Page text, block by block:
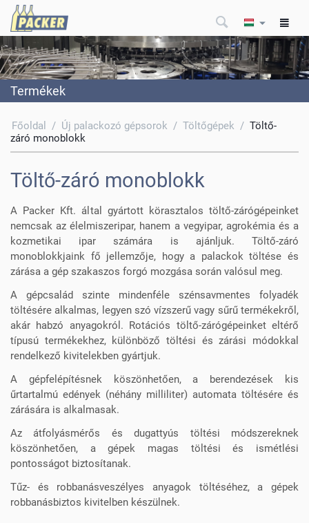
Termékek
Főoldal / Új palackozó gépsorok / Töltőgépek / Töltő-
záró monoblokk
Töltő-záró monoblokk
A Packer Kft. által gyártott körasztalos töltő-zárógépeinket
nemcsak az élelmiszeripar, hanem a vegyipar, agrokémia és a
kozmetikai ipar számára is ajánljuk. Töltő-záró
monoblokkjaink fő jellemzője, hogy a palackok töltése és
zárása a gép szakaszos forgó mozgása során valósul meg.
A gépcsalád szinte mindenféle szénsavmentes folyadék
töltésére alkalmas, legyen szó vízszerű vagy sűrű termékekről,
akár habzó anyagokról. Rotációs töltő-zárógépeinket eltérő
típusú termékekhez, különböző töltési és zárási módokkal
rendelkező kivitelekben gyártjuk.
A gépfelépítésnek köszönhetően, a berendezések kis
űrtartalmú edények (néhány milliliter) automata töltésére és
zárására is alkalmasak.
Az átfolyásmérős és dugattyús töltési módszereknek
köszönhetően, a gépek magas töltési és ismétlési
pontosságot biztosítanak.
Tűz- és robbanásveszélyes anyagok töltéséhez, a gépek
robbanásbiztos kivitelben készülnek.